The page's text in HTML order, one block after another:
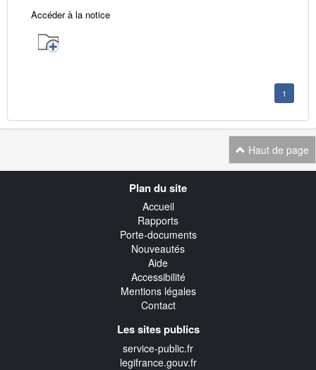
Accéder à la notice
1
Haut de page
Plan du site
Accueil
Rapports
Porte-documents
Nouveautés
Aide
Accessibilité
Mentions légales
Contact
Les sites publics
service-public.fr
legifrance.gouv.fr